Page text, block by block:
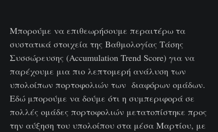
Μπορούμε να επιθεωρήσουμε περαιτέρω τα
συστατικά στοιχεία της Βαθμολογίας Τάσης
Συσσώρευσης (Accumulation Trend Score) για να
παρέχουμε μια πιο λεπτομερή ανάλυση των
υπολοίπων πορτοφολιών των διαφόρων ομάδων.
Εδώ μπορούμε να δούμε ότι η συμπεριφορά σε
πολλές ομάδες πορτοφολιών μετατοπίστηκε προς
την αύξηση του υπολοίπου στα μέσα Μαρτίου, με